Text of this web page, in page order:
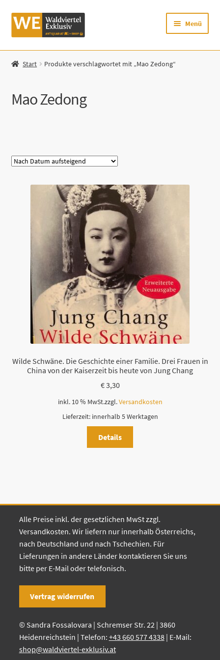
Zur
Navigation
Zum
Inhalt
Menü
Startseite
Mein Konto
Zur Waldviertel Exklusiv-Website
Start Produkte verschlagwortet mit „Mao Zedong“
Mao Zedong
Wilde Schwäne. Die Geschichte einer Familie. Drei Frauen in
China von der Kaiserzeit bis heute von Jung Chang
€3,30
inkl. 10 % MwSt.zzgl.Versandkosten
Lieferzeit: innerhalb 5 Werktagen
Details
Alle Preise inkl. der gesetzlichen MwSt zzgl.
Versandkosten. Wir liefern nur innerhalb Österreichs,
nach Deutschland und nach Tschechien. Für
Lieferungen in andere Länder kontaktieren Sie uns
bitte per E-Mail oder telefonisch.
Vertrag widerrufen
© Sandra Fossalovara | Schremser Str. 22 | 3860
Heidenreichstein | Telefon: +43 660 577 4338| E-Mail:
shop@waldviertel-exklusiv.at